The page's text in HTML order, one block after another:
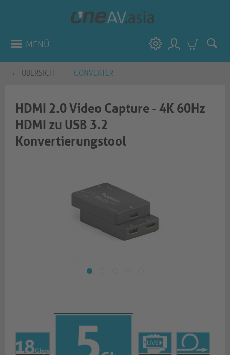
MENÜ
ÜBERSICHT CONVERTER
HDMI 2.0 Video Capture - 4K 60Hz
HDMI zu USB 3.2
Konvertierungstool